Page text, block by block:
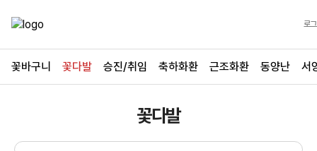
로
꽃바구니 꽃다발 승진/취임 축하화환 근조화환 동양난 서
꽃다발